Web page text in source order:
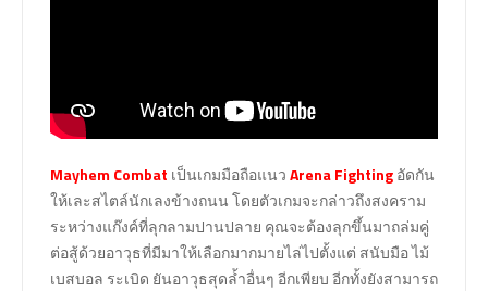
Mayhem Combat เป็นเกมมือถือแนวArena Fightingอัดกัน
ให้เละสไตล์นักเลงข้างถนน โดยตัวเกมจะกล่าวถึงสงคราม
ระหว่างแก๊งค์ที่ลุกลามปานปลาย คุณจะต้องลุกขึ้นมาถล่มคู่
ต่อสู้ด้วยอาวุธที่มีมาให้เลือกมากมายไล่ไปตั้งแต่ สนับมือ ไม้
เบสบอล ระเบิด ยันอาวุธสุดล้ำอื่นๆ อีกเพียบ อีกทั้งยังสามารถ